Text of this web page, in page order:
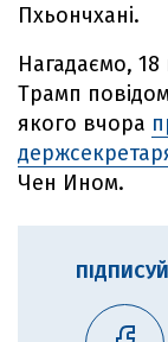
Пхьончхані.
Нагадаємо,
Трамп
якого вчора
Чен Ином.